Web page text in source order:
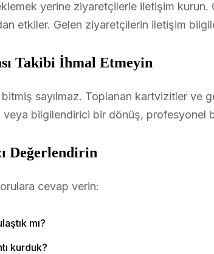
yerine ziyaretçilerle iletişim
etkiler. Gelen ziyaretçilerin iletişim
Takibi İhmal Etmeyin
sayılmaz. Toplanan kartvizitler ve
bilgilendirici bir dönüş, profesyonel
Değerlendirin
cevap verin:
mı?
kurduk?